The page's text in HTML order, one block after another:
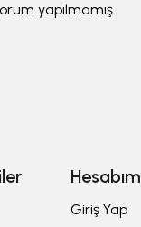
yapılmamış.
Hesabım
Giriş Yap